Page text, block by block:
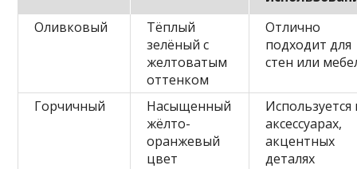
Оливковый
Тёплый
зелёный с
желтоватым
оттенком
Отлично
подходит для
стен или
Горчичный
Насыщенный
жёлто-
оранжевый
цвет
Используется
аксессуарах,
акцентных
деталях